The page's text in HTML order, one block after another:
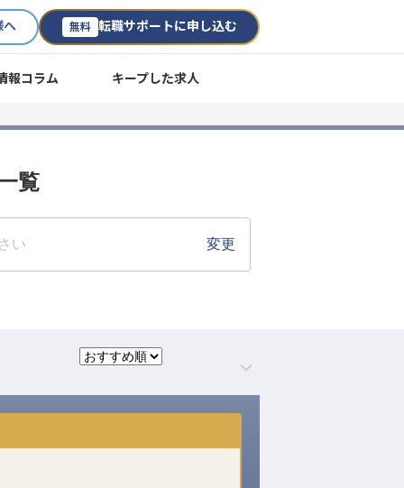
へ 無料 転職サポートに申し込む
報コラム キープした求人
覧
い 変更